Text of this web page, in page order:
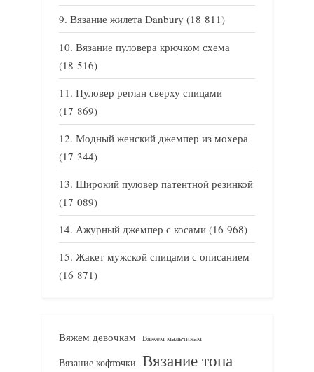
Вязание жилета Danbury (18 811)
Вязание пуловера крючком схема
(18 516)
Пуловер реглан сверху спицами
(17 869)
Модный женский джемпер из мохера
(17 344)
Широкий пуловер патентной резинкой
(17 089)
Ажурный джемпер с косами (16 968)
Жакет мужской спицами с описанием
(16 871)
Вяжем девочкам Вяжем мальчикам
Вязание кофточки Вязание топа